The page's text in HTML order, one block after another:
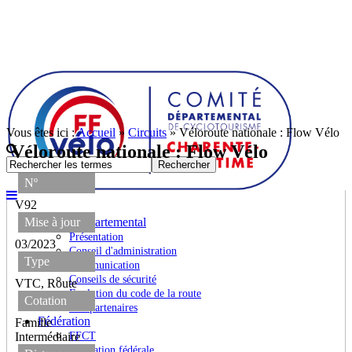
Comité départemental
Présentation
Conseil d'administration
Communication
Conseils de sécurité
Evolution du code de la route
Nos partenaires
Fédération
FFCT
Vous êtes ici :Accueil » Circuits»Véloroute nationale : Flow Vélo
Véloroute nationale : Flow Vélo
Nº
V92
Mise à jour
03/2023
Type
VTC, Route
Cotation
Famille
Intermédiaire